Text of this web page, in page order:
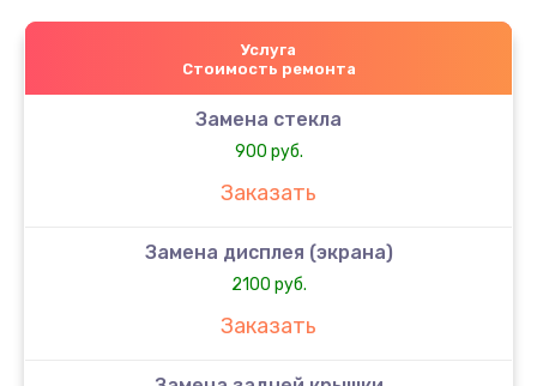
Услуга
Стоимость ремонта
Замена стекла
900 руб.
Заказать
Замена дисплея (экрана)
2100 руб.
Заказать